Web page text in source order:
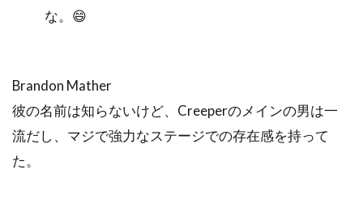
な。😄
Brandon Mather
彼の名前は知らないけど、Creeperのメインの男は一
流だし、マジで強力なステージでの存在感を持って
た。